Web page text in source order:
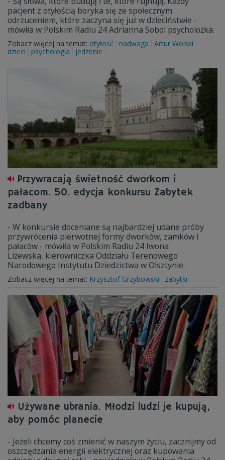
pacjent z otyłością boryka się ze społecznym
odrzuceniem, które zaczyna się już w dzieciństwie -
mówiła w Polskim Radiu 24 Adrianna Sobol psycholożka.
Zobacz więcej na temat: otyłość nadwaga
Artur Wolski
dzieci
psychologia jedzenie
Przywracają świetność dworkom i
pałacom. 50. edycja konkursu Zabytek
zadbany
- W konkursie doceniane są najbardziej udane próby
przywrócenia pierwotnej formy dworków, zamków i
pałaców - mówiła w Polskim Radiu 24 Iwona
Liżewska, kierowniczka Oddziału Terenowego
Narodowego Instytutu Dziedzictwa w Olsztynie.
Zobacz więcej na temat: Krzysztof Grzybowski zabytki
Używane ubrania. Młodzi ludzi je kupują,
aby pomóc planecie
- Jeżeli chcemy coś zmienić w naszym życiu, zacznijmy od
oszczędzania energii elektrycznej oraz kupowania